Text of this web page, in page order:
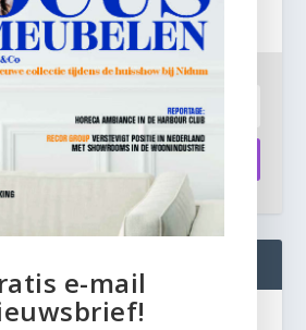
in je mailbox.
LIVE:
e-mail